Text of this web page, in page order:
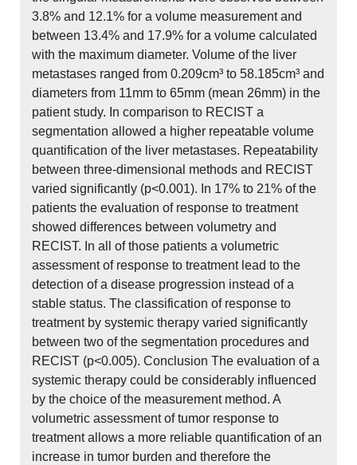
3.8% and 12.1% for a volume measurement and
between 13.4% and 17.9% for a volume calculated
with the maximum diameter. Volume of the liver
metastases ranged from 0.209cm³ to 58.185cm³ and
diameters from 11mm to 65mm (mean 26mm) in the
patient study. In comparison to RECIST a
segmentation allowed a higher repeatable volume
quantification of the liver metastases. Repeatability
between three-dimensional methods and RECIST
varied significantly (p<0.001). In 17% to 21% of the
patients the evaluation of response to treatment
showed differences between volumetry and
RECIST. In all of those patients a volumetric
assessment of response to treatment lead to the
detection of a disease progression instead of a
stable status. The classification of response to
treatment by systemic therapy varied significantly
between two of the segmentation procedures and
RECIST (p<0.005). Conclusion The evaluation of a
systemic therapy could be considerably influenced
by the choice of the measurement method. A
volumetric assessment of tumor response to
treatment allows a more reliable quantification of an
increase in tumor burden and therefore the